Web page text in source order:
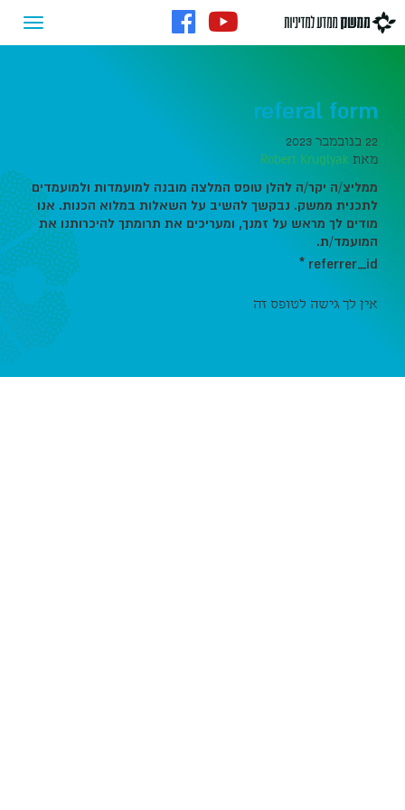
referal form
22 בנובמבר 2023
מאת Robert Kruglyak
ממליצ/ה יקר/ה להלן טופס המלצה מובנה למועמדות ולמועמדים
לתכנית ממשק. נבקשך להשיב על השאלות במלוא הכנות. אנו
מודים לך מראש על זמנך, ומעריכים את תרומתך להיכרותנו את
המועמד/ת.
referrer_id
*
אין לך גישה לטופס זה